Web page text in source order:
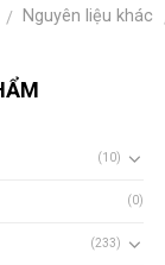
/ Nguyên liệu khác
(10)
(0)
(233)